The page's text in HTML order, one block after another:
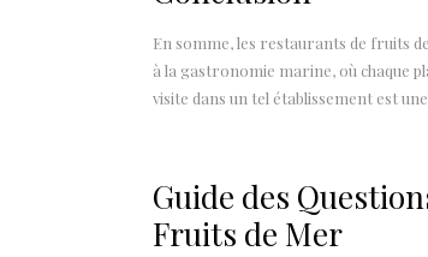
En somme, les restaurants de fruits
à la gastronomie marine, où chaque
visite dans un tel établissement est
Guide des
Fruits de Mer